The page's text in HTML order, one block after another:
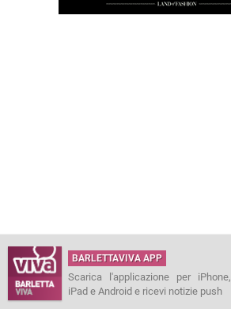
BARLETTAVIVA APP
Scarica l'applicazione per iPhone,
iPad e Android e ricevi notizie push